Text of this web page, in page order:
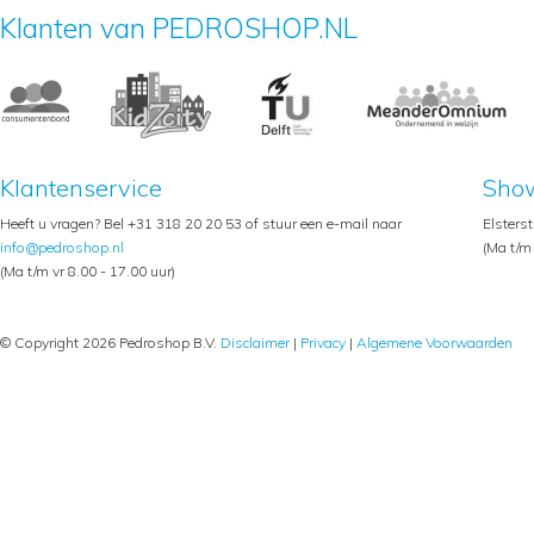
Klanten van PEDROSHOP.NL
Klantenservice
Heeft u vragen? Bel +31 318 20 20 53 of stuur een e-mail naar
info@pedroshop.nl
(Ma t/m vr 8.00 - 17.00 uur)
(Ma t/
© Copyright 2026 Pedroshop B.V. Disclaimer| Privacy | Algemene Voorwaarden